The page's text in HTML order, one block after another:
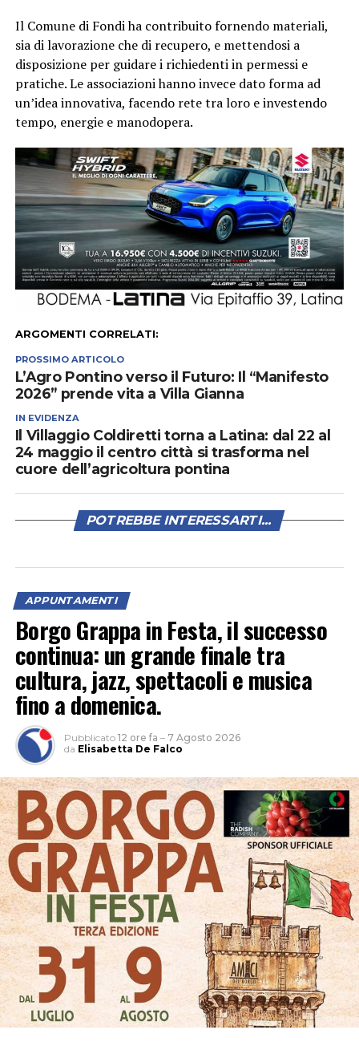
Il Comune di Fondi ha contribuito fornendo materiali,
sia di lavorazione che di recupero, e mettendosi a
disposizione per guidare i richiedenti in permessi e
pratiche. Le associazioni hanno invece dato forma ad
un’idea innovativa, facendo rete tra loro e investendo
tempo, energie e manodopera.
ARGOMENTI CORRELATI:
PROSSIMO ARTICOLO
L’Agro Pontino verso il Futuro: Il “Manifesto
2026” prende vita a Villa Gianna
IN EVIDENZA
Il Villaggio Coldiretti torna a Latina: dal 22 al
24 maggio il centro città si trasforma nel
cuore dell’agricoltura pontina
POTREBBE INTERESSARTI...
APPUNTAMENTI
Borgo Grappa in Festa, il successo
continua: un grande finale tra
cultura, jazz, spettacoli e musica
fino a domenica.
Pubblicato 12 ore fa – 7 Agosto 2026
da Elisabetta De Falco